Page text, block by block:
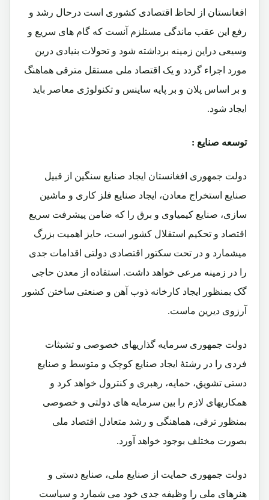
افغانستان از لحاظ اقتصادی کشوری است درحال رشد و
رفع این عقب ماندگی مستلزم آنست که گام های سریع و
وسیعی دراین زمینه برداشته شود و تحولات بنیادی درین
مورد اجراء گردد و یک اقتصاد ملی مستقل مترقی هماهنگ
و بر اساس پلان و بر پایه ساینس و تکنولوژی معاصر باید
ایجاد شود.
توسعه صنایع :
دولت جمهوری افغانستان ایجاد صنایع سنگین از قبیل
صنایع استخراج معادن، ایجاد صنایع فلز کاری و ماشین
سازی، صنایع کیمیاوی و برق را که ضامن پیشرفت سریع
اقتصاد و تحکیم استقلال کشور است، حایز اهمیت بزرگ
میشمارد و در تحت سکتور اقتصادی دولتی اقدامات جدی
را در زمینه مرعی خواهد داشت. استفاده از معدن حاجی
گک بمنظور ایجاد کارخانه ذوب آهن و صنعتی ساختن کشور
آرزوی دیرین ماست.
دولت جمهوری سرمایه گذاریهای خصوصی و تشبثات
فردی را در رشتۀ ایجاد صنایع کوچک و متوسط و صنایع
دستی تشویق، حمایه، رهبری و کنترول خواهد کرد و
همکاریهای لازم را بین سرمایه های دولتی و خصوصی
بمنظور ترقی، هماهنگی و رشد متعادل اقتصاد ملی
بصورت مختلف بوجود خواهد آورد.
دولت جمهوری حمایت از صنایع ملی، صنایع دستی و
هنرهای ملی را وظیفه جدی خود می شمارد و سیاست